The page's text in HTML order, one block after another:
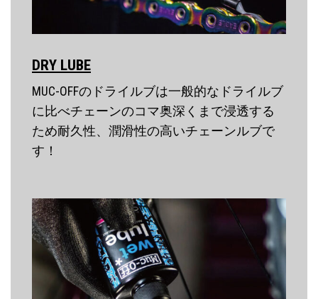
DRY LUBE
MUC-OFFのドライルブは一般的なドライルブ
に比べチェーンのコマ奥深くまで浸透する
ため耐久性、潤滑性の高いチェーンルブで
す！